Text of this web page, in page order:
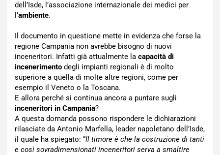
dell’Isde, l’associazione internazionale dei medici per
l’ambiente.
Il documento in questione mette in evidenza che forse la
regione Campania non avrebbe bisogno di nuovi
inceneritori. Infatti già attualmente la capacità di
incenerimento degli impianti regionali è di molto
superiore a quella di molte altre regioni, come per
esempio il Veneto o la Toscana.
E allora perché si continua ancora a puntare sugli
inceneritori in Campania?
A questa domanda possono rispondere le dichiarazioni
rilasciate da Antonio Marfella, leader napoletano dell’Isde,
il quale ha spiegato: “Il timore è che la costruzione di tanti
e così sovradimensionati inceneritori serva a smaltire